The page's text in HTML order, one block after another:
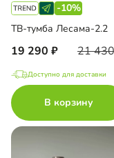
-10%
ТВ-тумба Лесама-2.2
19 290 21
Доступно для доставки
В корзину